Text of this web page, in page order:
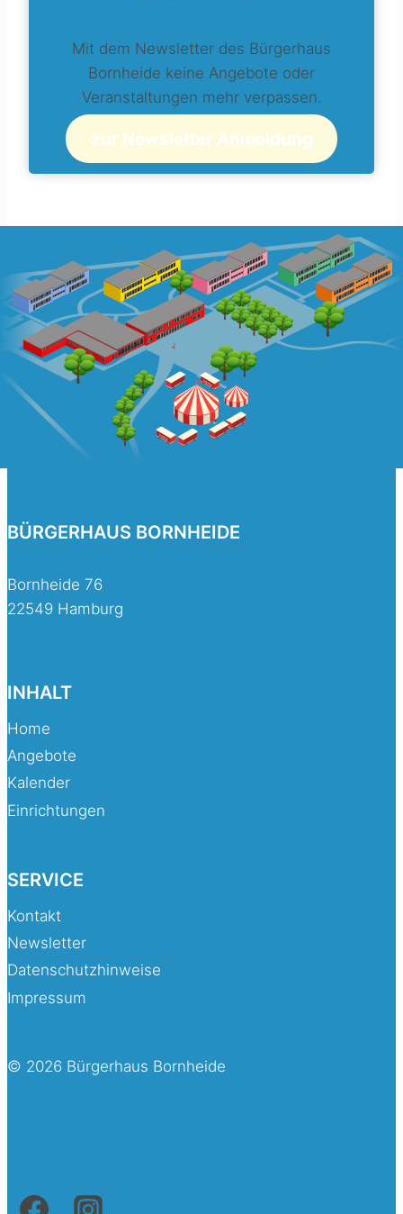
Mit dem Newsletter des Bürgerhaus
Bornheide keine Angebote oder
Veranstaltungen mehr verpassen.
zur Newsletter Anmeldung
BÜRGERHAUS BORNHEIDE
Bornheide 76
22549 Hamburg
INHALT
Home
Angebote
Kalender
Einrichtungen
SERVICE
Kontakt
Newsletter
Datenschutzhinweise
Impressum
© 2026 Bürgerhaus Bornheide